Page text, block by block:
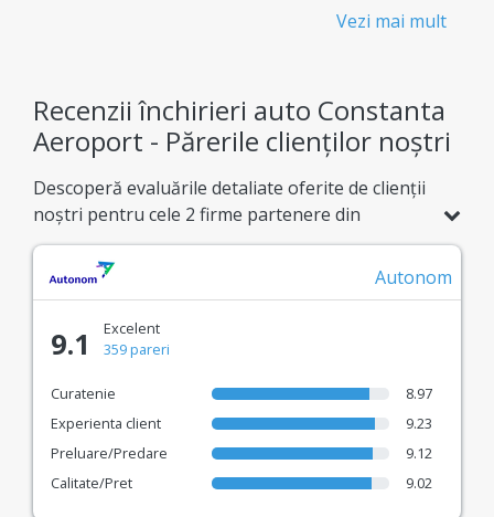
Închirieri auto ieftine și transparente - Fără
Știi exact ce plătești de la bun început, fără taxe
ascunse.
Peste 900 de modele de mașini de închiriat
disponibile, adaptate oricărei nevoi de deplasare.
Încredere Confirmată
Sistem de recenzii reale pentru a alege cea mai
bună experiență de rent a car.
Parteneri de Top - Cele mai populare
companii de închirieri auto
Colaborăm cu lideri precum Autonom, Travis,
Vezi mai mult
Recenzii închirieri auto Constanta
Aeroport - Părerile clienților noștri
Descoperă evaluările detaliate oferite de clienții
noștri pentru cele 2 firme partenere din
Constanta Aeroport. Compară notele bazate pe
32 de recenzii reale și alege cu încredere
serviciul potrivit pentru călătoria ta.
Autonom
9.1
Excelent
359 pareri
Curatenie
8.97
Experienta client
9.23
Preluare/Predare
9.12
Calitate/Pret
9.02